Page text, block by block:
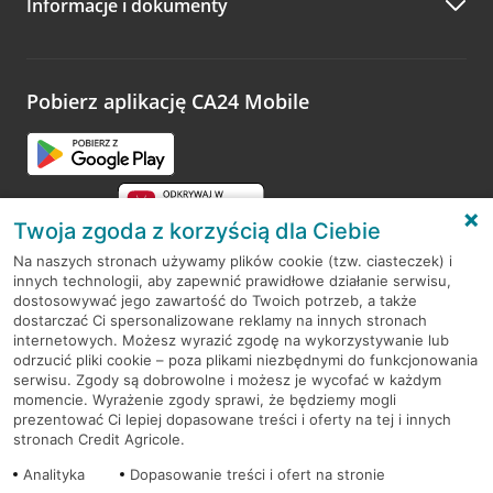
Zachęcamy do podzielenia się z nami opinią o wizycie.
opinie.
Informacje i dokumenty
Pobierz aplikację CA24 Mobile
RODO
Regulamin serwisu
Mapa serwisu
PolitykaCookies
Twoja zgoda z korzyścią dla Ciebie
Na naszych stronach używamy plików cookie (tzw. ciasteczek) i
innych technologii, aby zapewnić prawidłowe działanie serwisu,
dostosowywać jego zawartość do Twoich potrzeb, a także
dostarczać Ci spersonalizowane reklamy na innych stronach
internetowych. Możesz wyrazić zgodę na wykorzystywanie lub
odrzucić pliki cookie – poza plikami niezbędnymi do funkcjonowania
serwisu. Zgody są dobrowolne i możesz je wycofać w każdym
momencie. Wyrażenie zgody sprawi, że będziemy mogli
prezentować Ci lepiej dopasowane treści i oferty na tej i innych
stronach Credit Agricole.
Analityka
Dopasowanie treści i ofert na stronie